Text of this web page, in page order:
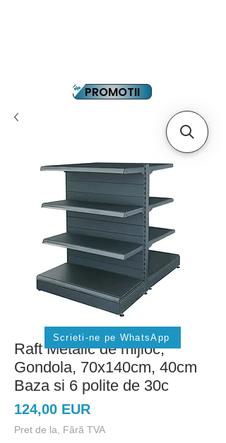
PROMOTII
Raft Metalic de mijloc,
Gondola, 70x140cm, 40cm
Baza si 6 polite de 30c
124,00 EURPreț
Pret de la, Fără TVA
Scrieti-ne pe WhatsApp